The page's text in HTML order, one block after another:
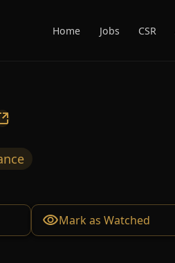
Home Jobs CSR
Mark as Watched